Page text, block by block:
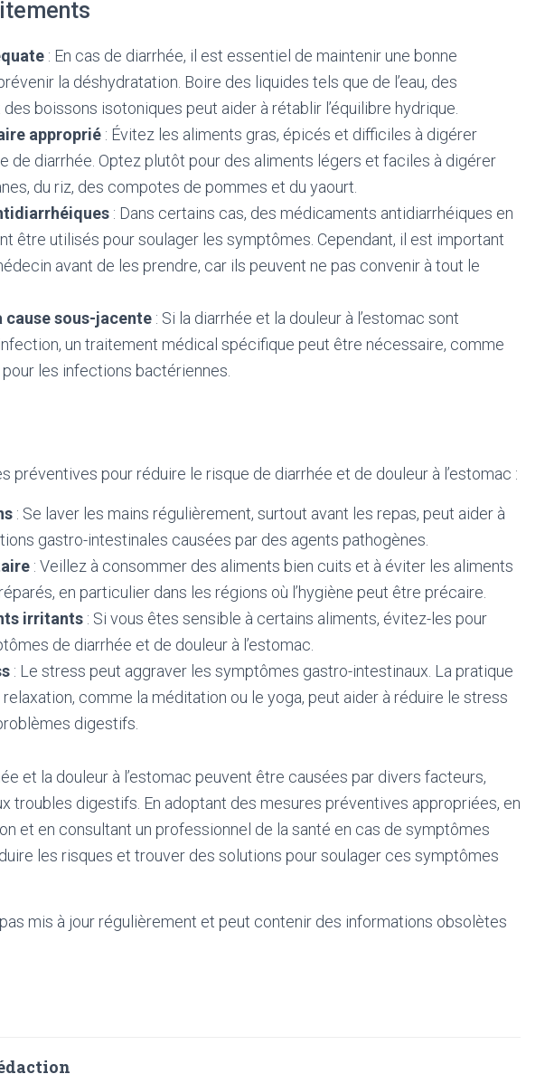
: En cas de diarrhée, il est essentiel de maintenir une bonne
la déshydratation. Boire des liquides tels que de l’eau, des
boissons isotoniques peut aider à rétablir l’équilibre hydrique.
approprié : Évitez les aliments gras, épicés et difficiles à digérer
de diarrhée. Optez plutôt pour des aliments légers et faciles à digérer
du riz, des compotes de pommes et du yaourt.
: Dans certains cas, des médicaments antidiarrhéiques en
être utilisés pour soulager les symptômes. Cependant, il est important
avant de les prendre, car ils peuvent ne pas convenir à tout le
cause sous-jacente : Si la diarrhée et la douleur à l’estomac sont
un traitement médical spécifique peut être nécessaire, comme
les infections bactériennes.
préventives pour réduire le risque de diarrhée et de douleur à l’estomac :
: Se laver les mains régulièrement, surtout avant les repas, peut aider à
gastro-intestinales causées par des agents pathogènes.
: Veillez à consommer des aliments bien cuits et à éviter les aliments
en particulier dans les régions où l’hygiène peut être précaire.
irritants : Si vous êtes sensible à certains aliments, évitez-les pour
de diarrhée et de douleur à l’estomac.
: Le stress peut aggraver les symptômes gastro-intestinaux. La pratique
comme la méditation ou le yoga, peut aider à réduire le stress
digestifs.
et la douleur à l’estomac peuvent être causées par divers facteurs,
troubles digestifs. En adoptant des mesures préventives appropriées, en
et en consultant un professionnel de la santé en cas de symptômes
les risques et trouver des solutions pour soulager ces symptômes
mis à jour régulièrement et peut contenir des informations obsolètes